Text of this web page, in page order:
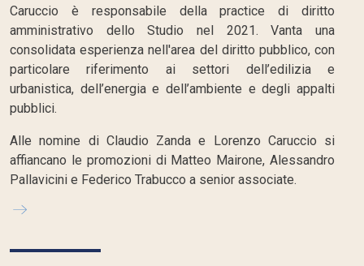
Caruccio è responsabile della practice di diritto
amministrativo dello Studio nel 2021. Vanta una
consolidata esperienza nell'area del diritto pubblico, con
particolare riferimento ai settori dell’edilizia e
urbanistica, dell’energia e dell’ambiente e degli appalti
pubblici.
Alle nomine di Claudio Zanda e Lorenzo Caruccio si
affiancano le promozioni di Matteo Mairone, Alessandro
Pallavicini e Federico Trabucco a senior associate.